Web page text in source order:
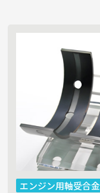
エンジン用軸受合